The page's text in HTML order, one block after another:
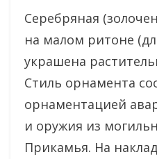
Серебряная
на малом ритоне
украшена
Стиль орнамента
орнаментацией
и оружия из
Прикамья. На